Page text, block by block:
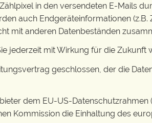
in den versendeten E-Mails
auch Endgeräteinformationen
mit anderen Datenbeständen
jederzeit mit Wirkung für die Zukunft
geschlossen, der die
dem EU-US-
Kommission die Einhaltung des